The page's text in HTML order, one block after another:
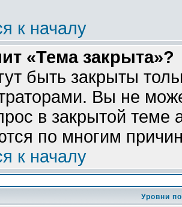
к началу
«Тема закрыта»?
быть закрыты
Вы не
в закрытой теме
по многим
к началу
Уровни